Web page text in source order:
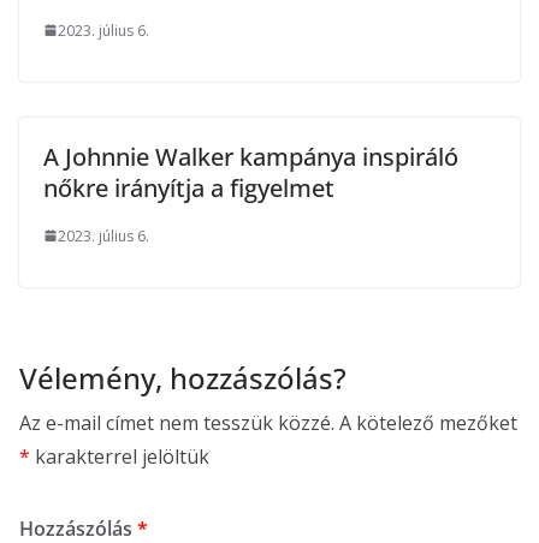
2023. július 6.
A Johnnie Walker kampánya inspiráló
nőkre irányítja a figyelmet
2023. július 6.
Vélemény, hozzászólás?
Az e-mail címet nem tesszük közzé. A kötelező mezőket
* karakterrel jelöltük
Hozzászólás *